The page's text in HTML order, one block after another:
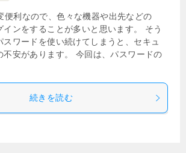
便利なので、色々な機器や出先などの
インをすることが多いと思います。 そう
スワードを使い続けてしまうと、セキュ
不安があります。 今回は、パスワードの
続きを読む